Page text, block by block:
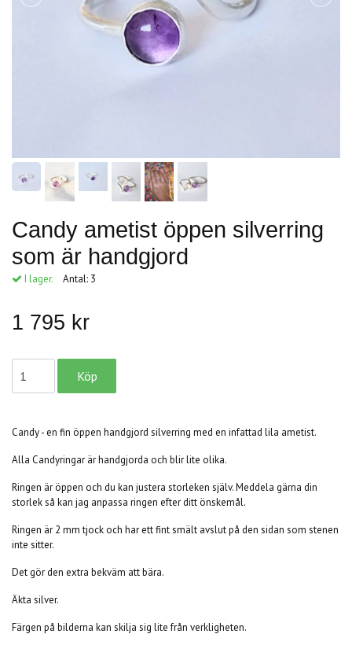
Candy ametist öppen silverring
som är handgjord
I lager. Antal: 3
1 795 kr
Candy - en fin öppen handgjord silverring med en infattad lila ametist.
Alla Candyringar är handgjorda och blir lite olika.
Ringen är öppen och du kan justera storleken själv. Meddela gärna din
storlek så kan jag anpassa ringen efter ditt önskemål.
Ringen är 2 mm tjock och har ett fint smält avslut på den sidan som stenen
inte sitter.
Det gör den extra bekväm att bära.
Äkta silver.
Färgen på bilderna kan skilja sig lite från verkligheten.